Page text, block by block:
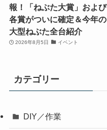
報！「ねぶた大賞」および
各賞がついに確定＆今年の
大型ねぶた全台紹介
2026年8月5日 イベント
カテゴリー
DIY／作業